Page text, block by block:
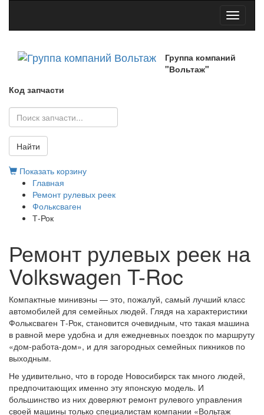
Toggle
Группа компаний
"Вольтаж"
Код запчасти
Найти
Показать корзину
Главная
Ремонт рулевых реек
Фольксваген
Т-Рок
Ремонт рулевых реек на
Volkswagen T-Roc
Компактные минивэны — это, пожалуй, самый лучший класс
автомобилей для семейных людей. Глядя на характеристики
Фольксваген Т-Рок, становится очевидным, что такая машина
в равной мере удобна и для ежедневных поездок по маршруту
«дом-работа-дом», и для загородных семейных пикников по
выходным.
Не удивительно, что в городе Новосибирск так много людей,
предпочитающих именно эту японскую модель. И
большинство из них доверяют ремонт рулевого управления
своей машины только специалистам компании «Вольтаж